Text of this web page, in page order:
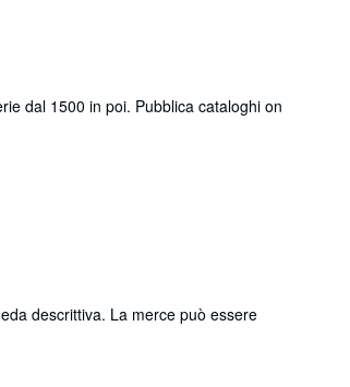
dal 1500 in poi. Pubblica cataloghi on
descrittiva. La merce può essere